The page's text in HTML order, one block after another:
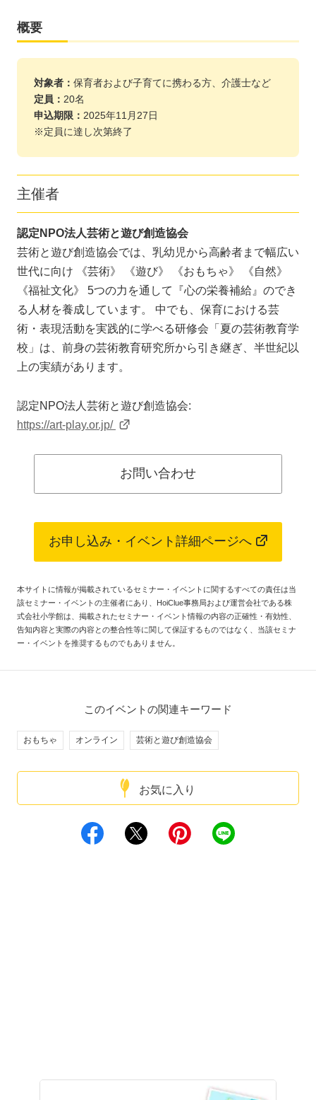
概要
対象者： 保育者および子育てに携わる方、介護士など
定員： 20名
申込期限： 2025年11月27日
※定員に達し次第終了
主催者
認定NPO法人芸術と遊び創造協会
芸術と遊び創造協会では、乳幼児から高齢者まで幅広い
世代に向け 《芸術》 《遊び》 《おもちゃ》 《自然》
《福祉文化》 5つの力を通して『心の栄養補給』のでき
る人材を養成しています。 中でも、保育における芸
術・表現活動を実践的に学べる研修会「夏の芸術教育学
校」は、前身の芸術教育研究所から引き継ぎ、半世紀以
上の実績があります。
認定NPO法人芸術と遊び創造協会:
https://art-play.or.jp/
お問い合わせ
お申し込み・イベント詳細ページへ
本サイトに情報が掲載されているセミナー・イベントに関するすべての責任は当
該セミナー・イベントの主催者にあり、HoiClue事務局および運営会社である株
式会社小学館は、掲載されたセミナー・イベント情報の内容の正確性・有効性、
告知内容と実際の内容との整合性等に関して保証するものではなく、当該セミナ
ー・イベントを推奨するものでもありません。
お気に入り
このイベントの関連キーワード
おもちゃ オンライン 芸術と遊び創造協会